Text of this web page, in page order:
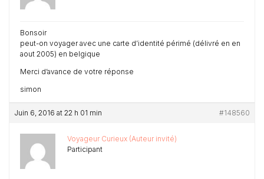
Bonsoir
peut-on voyager avec une carte d’identité périmé (délivré en en
aout 2005) en belgique
Merci d’avance de votre réponse
simon
Juin 6, 2016 at 22 h 01 min #148560
Voyageur Curieux (Auteur invité)
Participant